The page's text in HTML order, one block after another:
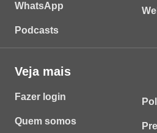
WhatsApp
Podcasts
Veja mais
Fazer login
Quem somos